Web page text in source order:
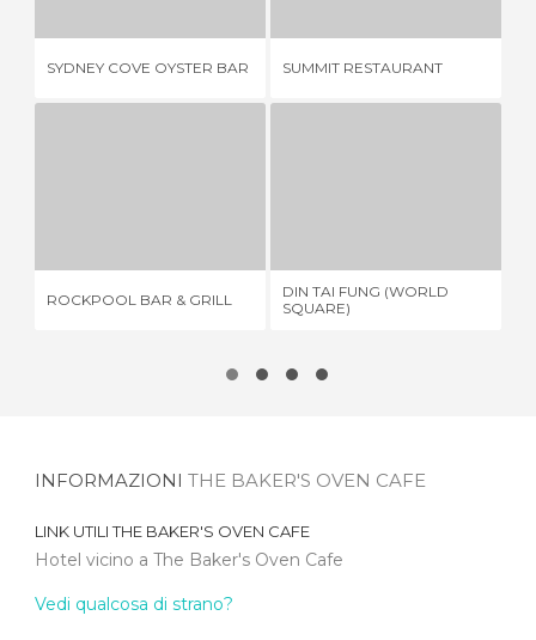
SYDNEY COVE OYSTER BAR SUMMIT RESTAURANT
ROCKPOOL BAR & GRILL
DIN TAI FUNG (WORLD
SQUARE)
INFORMAZIONI THE BAKER'S OVEN CAFE
LINK UTILITHE BAKER'S OVEN CAFE
Hotel vicino a The Baker's Oven Cafe
Vedi qualcosa di strano?